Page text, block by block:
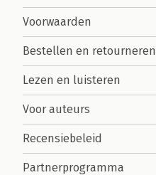
Voorwaarden
Bestellen en retourneren
Lezen en luisteren
Voor auteurs
Recensiebeleid
Partnerprogramma